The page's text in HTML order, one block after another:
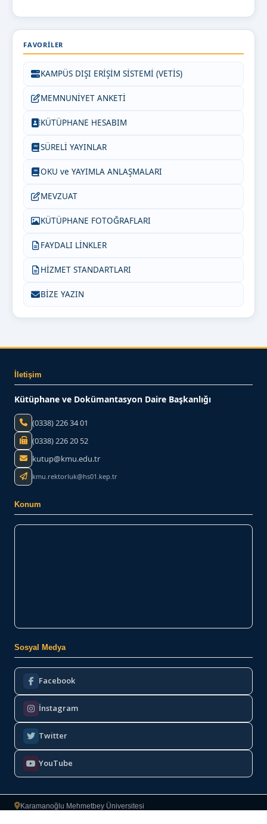
FAVORILER
KAMPÜS DIŞI ERİŞİM SİSTEMİ (VETİS)
MEMNUNİYET ANKETİ
KÜTÜPHANE HESABIM
SÜRELİ YAYINLAR
OKU ve YAYIMLA ANLAŞMALARI
MEVZUAT
KÜTÜPHANE FOTOĞRAFLARI
FAYDALI LİNKLER
HİZMET STANDARTLARI
BİZE YAZIN
İletişim
Kütüphane ve Dokümantasyon Daire Başkanlığı
(0338) 226 34 01
(0338) 226 20 52
kutup@kmu.edu.tr
kmu.rektorluk@hs01.kep.tr
Konum
Sosyal Medya
Facebook
İnstagram
Twitter
YouTube
Karamanoğlu Mehmetbey Üniversitesi